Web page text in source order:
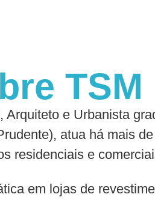
TSM
Arquiteto e Urbanista
atua há mais
residenciais e
em lojas de